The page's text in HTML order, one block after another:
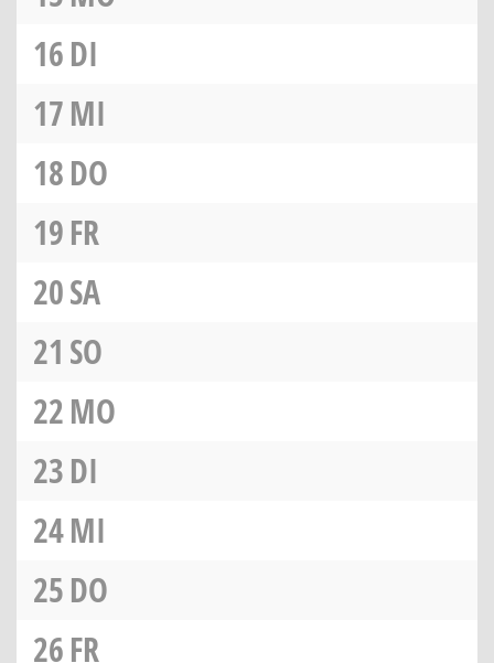
16DI
17MI
18DO
19FR
20SA
21 SO
22MO
23DI
24MI
25DO
26FR